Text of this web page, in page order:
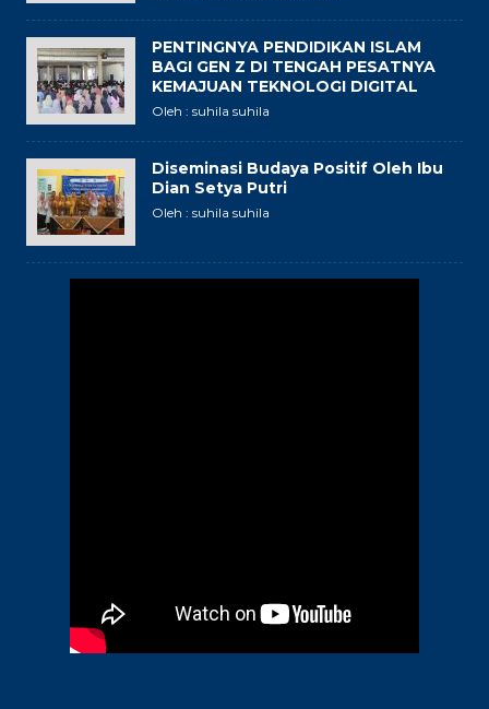
PENTINGNYA PENDIDIKAN ISLAM
BAGI GEN Z DI TENGAH PESATNYA
KEMAJUAN TEKNOLOGI DIGITAL
Oleh : suhila suhila
Diseminasi Budaya Positif Oleh Ibu
Dian Setya Putri
Oleh : suhila suhila